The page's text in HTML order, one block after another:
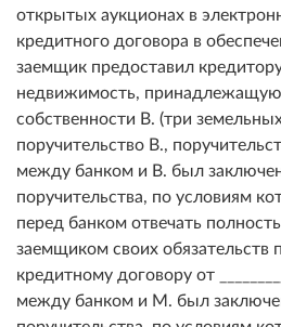
открытых аукционах в
кредитного договора в
заемщик предоставил
недвижимость, принадлежащую
собственности В. (три
поручительство В.,
между банком и В. был
поручительства, по условиям
перед банком отвечать
заемщиком своих обязательств
кредитному договору от
между банком и М. был